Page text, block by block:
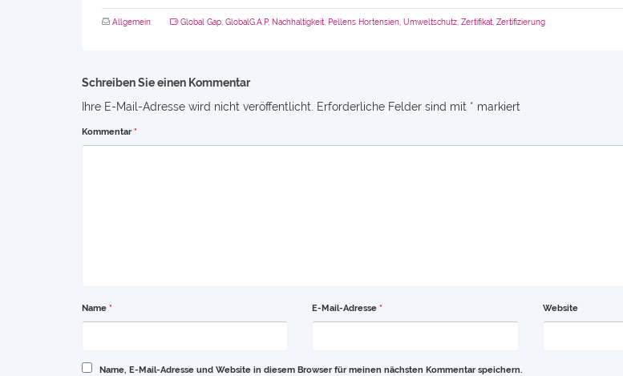
Allgemein Global Gap GlobalG.A.P, Nachhaltigkeit Pellens Hortensien Umweltschutz Zertifikat Zertifizierung
Schreiben Sie einen Kommentar
Ihre E-Mail-Adresse wird nicht veröffentlicht.
Erforderliche Felder sind mit * markiert
Kommentar *
Name * E-Mail-Adresse* Website
Name, E-Mail-Adresse und Website in diesem Browser für meinen nächsten Kommentar speichern.